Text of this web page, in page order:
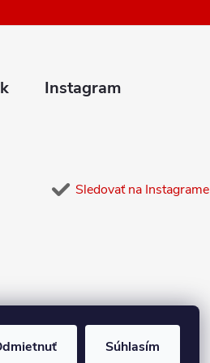
Súhlasím
Instagram
Sledovať na Instagrame